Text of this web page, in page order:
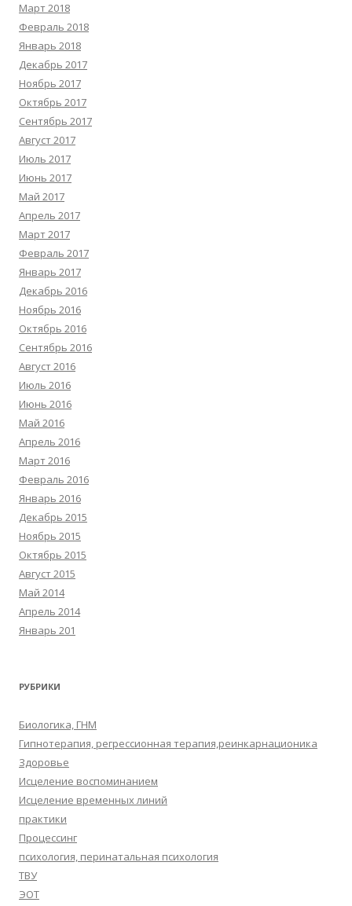
Март 2018
Февраль 2018
Январь 2018
Декабрь 2017
Ноябрь 2017
Октябрь 2017
Сентябрь 2017
Август 2017
Июль 2017
Июнь 2017
Май 2017
Апрель 2017
Март 2017
Февраль 2017
Январь 2017
Декабрь 2016
Ноябрь 2016
Октябрь 2016
Сентябрь 2016
Август 2016
Июль 2016
Июнь 2016
Май 2016
Апрель 2016
Март 2016
Февраль 2016
Январь 2016
Декабрь 2015
Ноябрь 2015
Октябрь 2015
Август 2015
Май 2014
Апрель 2014
Январь 201
РУБРИКИ
Биологика, ГНМ
Гипнотерапия, регрессионная терапия,реинкарнационика
Здоровье
Исцеление воспоминанием
Исцеление временных линий
практики
Процессинг
психология, перинатальная психология
ТВУ
ЭОТ